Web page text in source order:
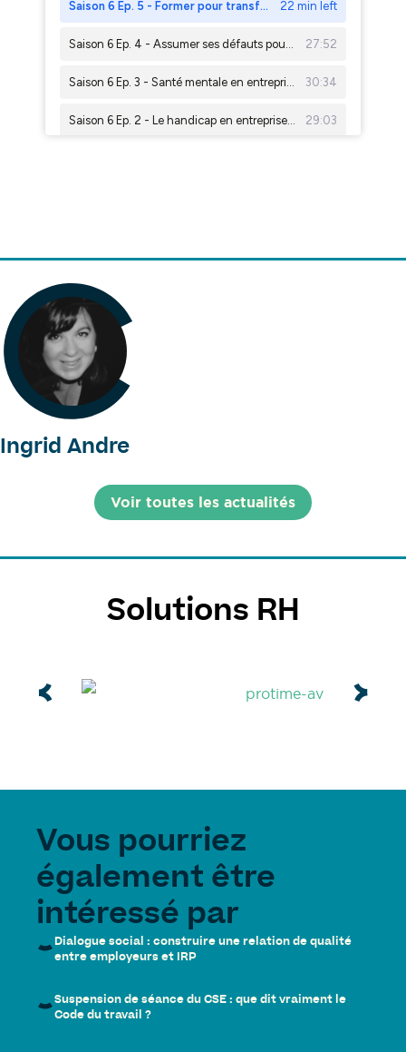
Ingrid Andre
Voir toutes les actualités
Solutions RH
Vous pourriez
également être
intéressé par
Dialogue social : construire une relation de qualité
entre employeurs et IRP
Suspension de séance du CSE : que dit vraiment le
Code du travail ?